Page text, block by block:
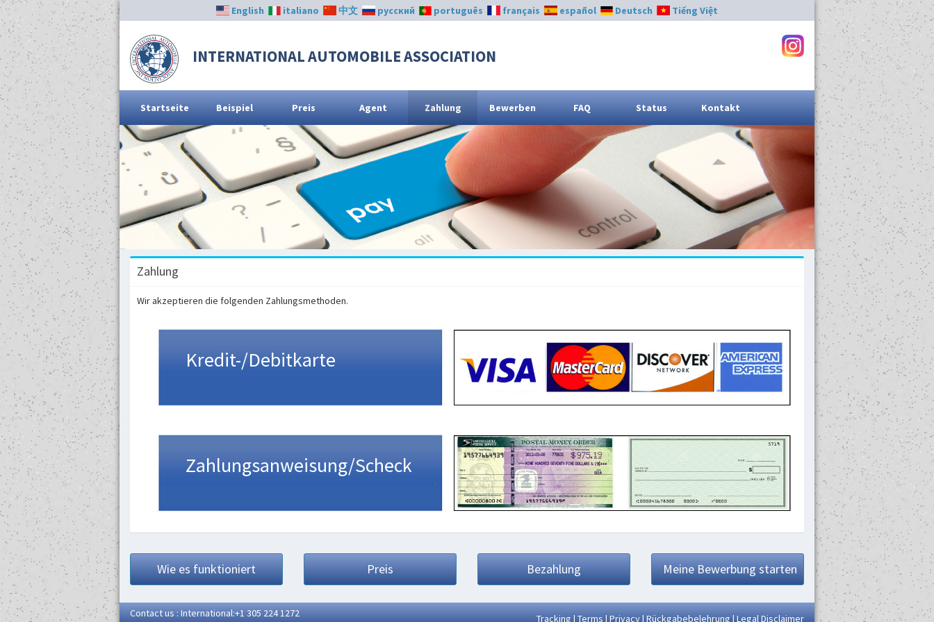
INTERNATIONAL AUTOMOBILE ASSOCIATION
English italiano 中文 русский português français español Deutsch Tiếng Việt
Startseite Beispiel Preis Agent Zahlung Bewerben FAQ Status Kontakt
Zahlung
Wir akzeptieren die folgenden Zahlungsmethoden.
Kredit-/Debitkarte
Zahlungsanweisung/Scheck
Wie es funktioniert Preis Bezahlung Meine Bewerbung starten
Contact us : International:+1 305 224 1272 Tracking | Terms | Privacy| Rückgabebelehrung | Legal Disclaimer